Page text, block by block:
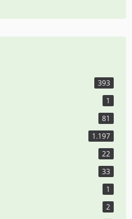
393
1
81
1.197
22
33
1
2